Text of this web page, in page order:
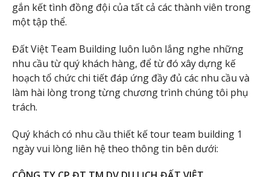
gắn kết tình đồng đội của tất cả các thành viên trong
một tập thể.
Đất Việt Team Building luôn luôn lắng nghe những
nhu cầu từ quý khách hàng, để từ đó xây dựng kế
hoạch tổ chức chi tiết đáp ứng đầy đủ các nhu cầu và
làm hài lòng trong từng chương trình chúng tôi phụ
trách.
Quý khách có nhu cầu thiết kế tour team building 1
ngày vui lòng liên hệ theo thông tin bên dưới: